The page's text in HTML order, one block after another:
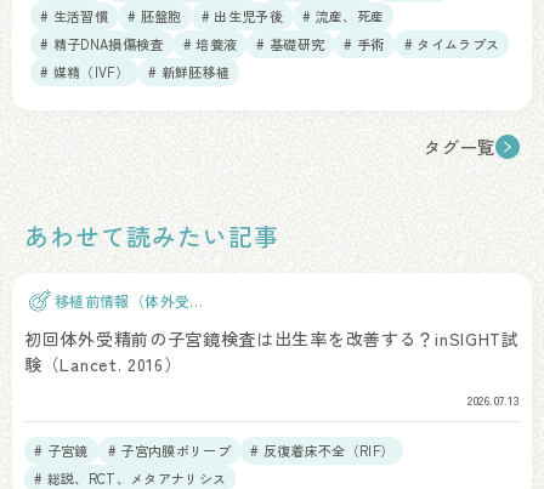
# 生活習慣 # 胚盤胞 # 出生児予後
# 流産、死産
# 精子DNA損傷検査
# 培養液 # 基礎研究 # 手術
# タイムラプス
# 媒精（IVF）
# 新鮮胚移植
タグ一覧
あわせて読みたい記事
移植前情報（体外受
初回体外受精前の子宮鏡検査は出生率を改善する？inSIGHT試
験（Lancet. 2016）
2026.07.13
# 子宮鏡 # 子宮内膜ポリープ
# 反復着床不全（RIF）
# 総説、RCT、メタアナリシス